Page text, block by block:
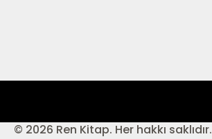
© 2026 Ren Kitap. Her hakkı saklıdır.